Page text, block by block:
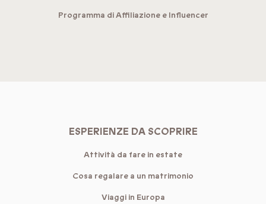
Programma di Affiliazione e Influencer
ESPERIENZE DA SCOPRIRE
Attività da fare in estate
Cosa regalare a un matrimonio
Viaggi in Europa